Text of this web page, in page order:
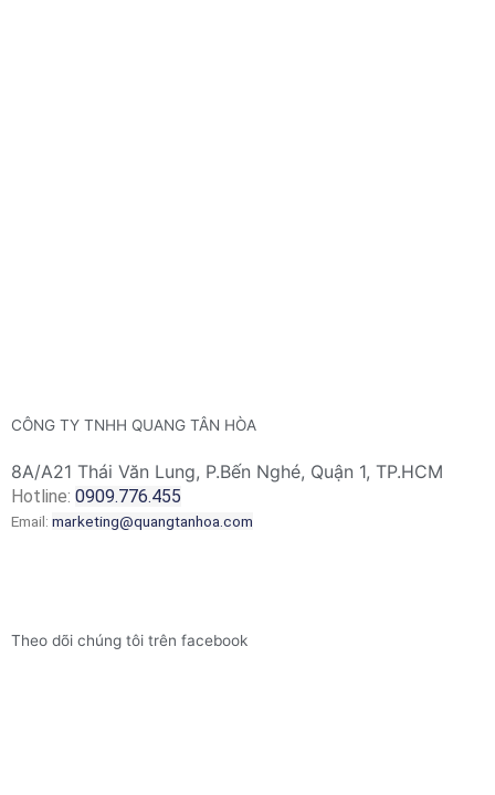
CÔNG TY TNHH QUANG TÂN HÒA
8A/A21 Thái Văn Lung, P.Bến Nghé, Quận 1, TP.HCM
Hotline: 0909.776.455
Email: marketing@quangtanhoa.com
Theo dõi chúng tôi trên facebook